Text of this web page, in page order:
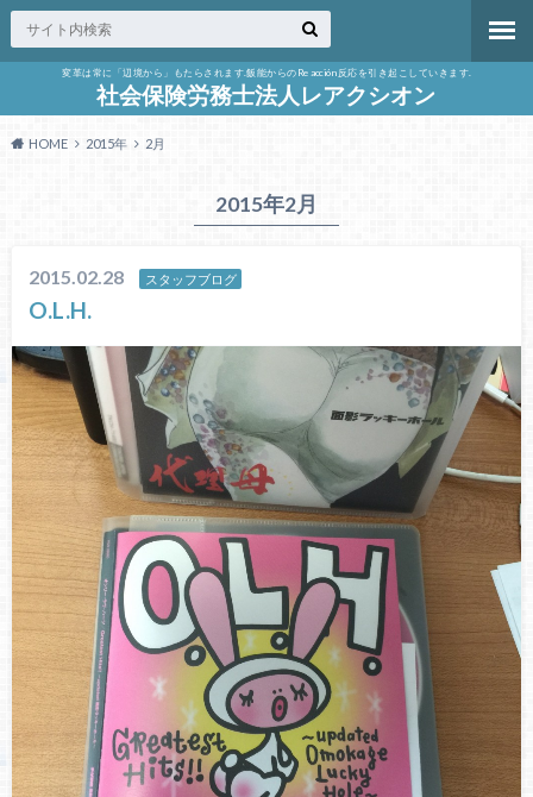
変革は常に「辺境から」もたらされます.飯能からのReacción反応を引き起こしていきます.
社会保険労務士法人レアクシオン
HOME 2015年 2月
2015年2月
2015.02.28 スタッフブログ
O.L.H.